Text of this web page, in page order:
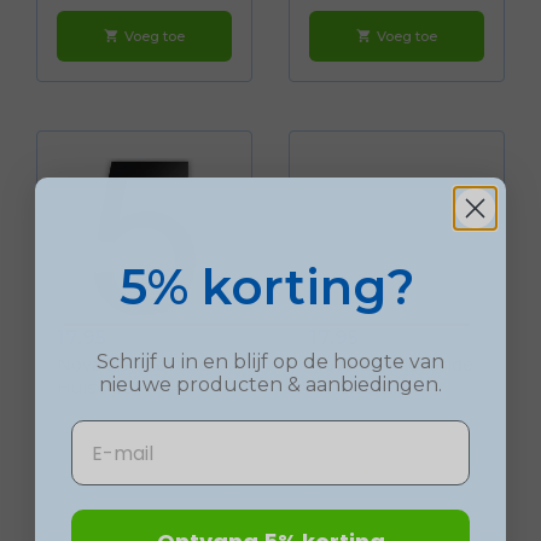
shopping_cart Voeg toe shopping_cart Voeg toe
Nova Zelfklevend
Huiscijfer...
Nova Zelfklevende
Huislette...
5% korting?
Schrijf u in en blijf op de hoogte van
nieuwe producten & aanbiedingen.
Email